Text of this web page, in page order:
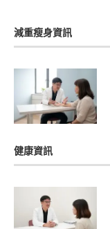
減重瘦身資訊
健康資訊